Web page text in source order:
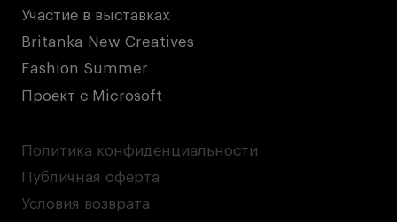
Участие в выставках
Britanka New Creatives
Fashion Summer
Проект с Microsoft
Политика конфиденциальности
Публичная оферта
Условия возврата